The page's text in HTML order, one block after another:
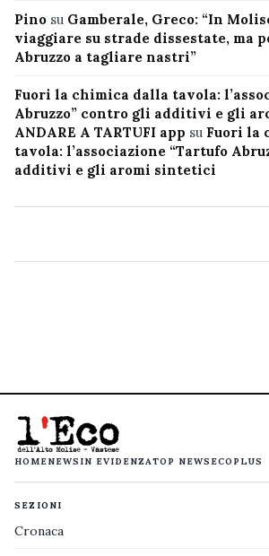
Pino su Gamberale, Greco: “In
viaggiare su strade dissestate, ma
Abruzzo a tagliare nastri”
Fuori la chimica dalla tavola:
Abruzzo” contro gli additivi e gli
ANDARE A TARTUFI app su Fuori la
tavola: l’associazione “Tartufo
additivi e gli aromi sintetici
HOMENEWS IN EVIDENZATOP NEWS ECOPLUS
SEZIONI
Cronaca